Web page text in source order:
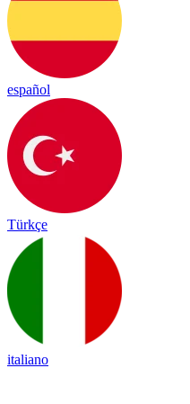
español
Türkçe
italiano